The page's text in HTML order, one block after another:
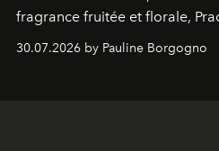
fragrance fruitée et florale,
30.07.2026 by Pauline Borgogno